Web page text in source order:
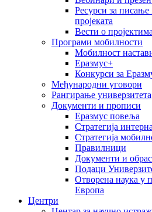
Ресурси за
пројеката
Вести о пројектима
Програми мобилности
Мобилност
Еразмус+
Конкурси за
Међународни уговори
Рангирање универзитета
Документи и прописи
Еразмус повеља
Стратегија
Стратегија
Правилници
Документи и
Подаци
Отворена наука у
Европа
Центри